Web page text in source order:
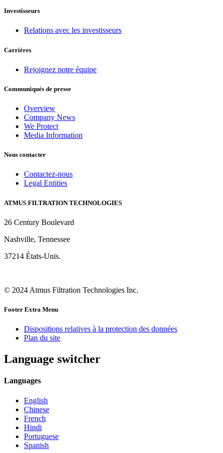
Investisseurs
Relations avec les investisseurs
Carrières
Rejoignez notre équipe
Communiqués de presse
Overview
Company News
We Protect
Media Information
Nous contacter
Contactez-nous
Legal Entities
ATMUS FILTRATION TECHNOLOGIES
26 Century Boulevard
Nashville, Tennessee
37214 États-Unis.
© 2024 Atmus Filtration Technologies Inc.
Footer Extra Menu
Dispositions relatives à la protection des données
Plan du site
Language switcher
Languages
English
Chinese
French
Hindi
Portuguese
Spanish